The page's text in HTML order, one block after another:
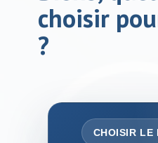
La Formation
MDB Est-ce pour moi
Devenir Marchand de
choisir
?
CHOISIR LE